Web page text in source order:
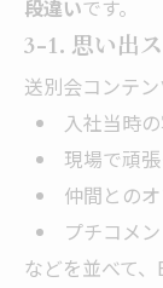
段違いです。
3-1. 思い出
送別会コンテ
入社当時
現場で頑
仲間との
プチコメ
などを並べて、